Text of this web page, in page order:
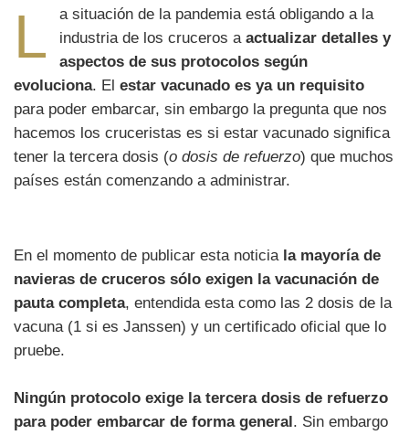
L
a situación de la pandemia está obligando a la
industria de los cruceros aactualizar detalles y
aspectos de sus protocolos según
evoluciona. El estar vacunado es ya un requisito
para poder embarcar, sin embargo la pregunta que nos
hacemos los cruceristas es si estar vacunado significa
tener la tercera dosis (o dosis de refuerzo) que muchos
países están comenzando a administrar.
En el momento de publicar esta noticia la mayoría de
navieras de cruceros sólo exigen la vacunación de
pauta completa, entendida esta como las 2 dosis de la
vacuna (1 si es Janssen) y un certificado oficial que lo
pruebe.
Ningún protocolo exige la tercera dosis de refuerzo
para poder embarcar de forma general. Sin embargo